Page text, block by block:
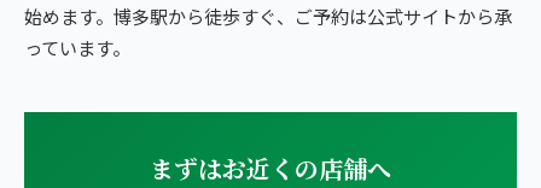
始めます。博多駅から徒歩すぐ、ご予約は公式サイトから承
っています。
まずはお近くの店舗へ